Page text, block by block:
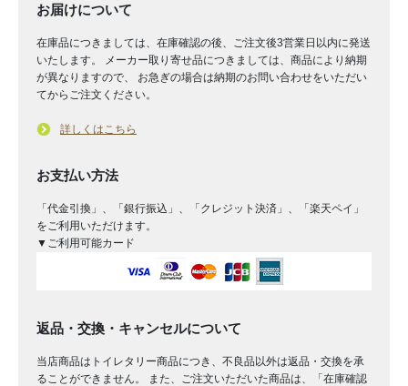
お届けについて
在庫品につきましては、在庫確認の後、ご注文後3営業日以内に発送
いたします。 メーカー取り寄せ品につきましては、商品により納期
が異なりますので、 お急ぎの場合は納期のお問い合わせをいただい
てからご注文ください。
詳しくはこちら
お支払い方法
「代金引換」、「銀行振込」、「クレジット決済」、「楽天ペイ」
をご利用いただけます。
▼ご利用可能カード
返品・交換・キャンセルについて
当店商品はトイレタリー商品につき、不良品以外は返品・交換を承
ることができません。 また、ご注文いただいた商品は、「在庫確認